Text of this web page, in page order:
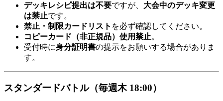
デッキレシピ提出は不要ですが、 大会中のデッキ変更
は禁止です。
禁止・制限カードリスト を必ず確認してください。
コピーカード（非正規品）使用禁止。
受付時に身分証明書の提示をお願いする場合がありま
す。
スタンダードバトル（毎週木 18:00）